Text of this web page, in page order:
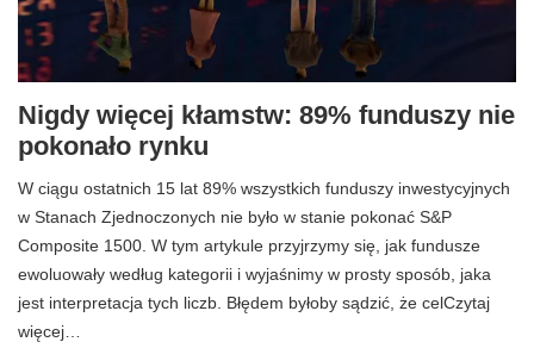
Nigdy więcej kłamstw: 89% funduszy nie
pokonało rynku
W ciągu ostatnich 15 lat 89% wszystkich funduszy inwestycyjnych
w Stanach Zjednoczonych nie było w stanie pokonać S&P
Composite 1500. W tym artykule przyjrzymy się, jak fundusze
ewoluowały według kategorii i wyjaśnimy w prosty sposób, jaka
jest interpretacja tych liczb. Błędem byłoby sądzić, że celCzytaj
więcej…